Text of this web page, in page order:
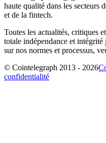
haute qualité dans les
et de la fintech.
Toutes les actualités, critiques
totale indépendance et
sur nos normes et processus,
© Cointelegraph 2013 - 2026
confidentialité